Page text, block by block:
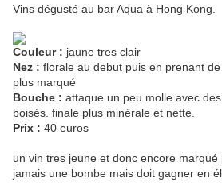
Vins dégusté au bar Aqua à Hong Kong.
Couleur : jaune tres clair
Nez : florale au debut puis en prenant
plus marqué
Bouche : attaque un peu molle avec
boisés. finale plus minérale et nette.
Prix : 40 euros
un vin tres jeune et donc encore
jamais une bombe mais doit gagner en